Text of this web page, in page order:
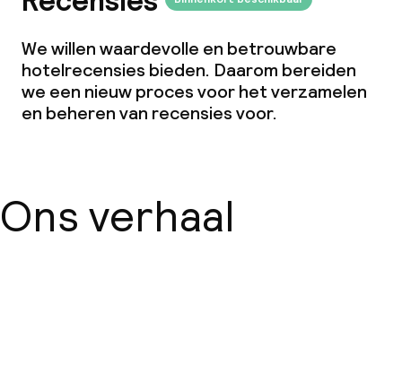
We willen waardevolle en betrouwbare
hotelrecensies bieden. Daarom bereiden
we een nieuw proces voor het verzamelen
en beheren van recensies voor.
Ons verhaal